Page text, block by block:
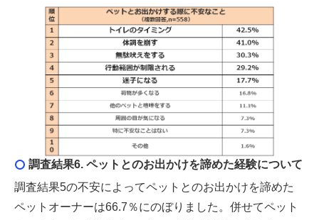
調査結果6. ペットとのお出かけを諦めた経験について
調査結果5の不安によってペットとのお出かけを諦めた
ペットオーナーは66.7％にのぼりました。併せてペット